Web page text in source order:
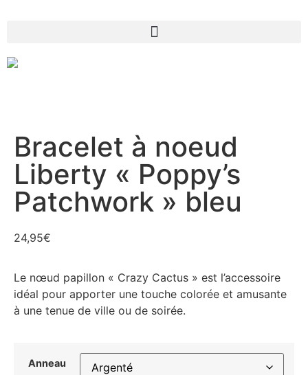
Bracelet à noeud
Liberty « Poppy’s
Patchwork » bleu
24,95€
Le nœud papillon « Crazy Cactus » est l’accessoire
idéal pour apporter une touche colorée et amusante
à une tenue de ville ou de soirée.
Anneau